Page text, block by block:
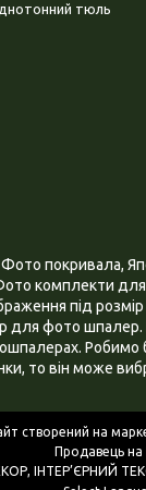
тюль
покривала,
комплекти для
під
для фото
то він може
створений на
Продавець на